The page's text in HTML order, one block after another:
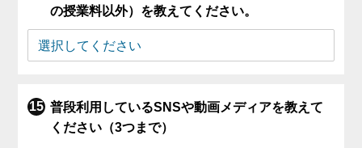
の授業料以外）を教えてください。
普段利用しているSNSや動画メディアを教えて
ください（3つまで）